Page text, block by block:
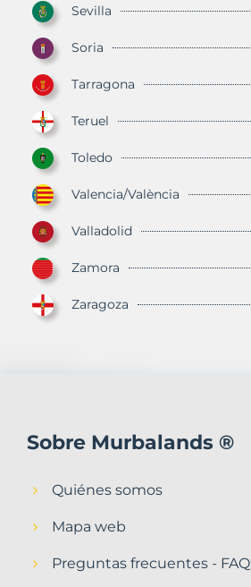
Sevilla
Soria
Tarragona
Teruel
Toledo
Valencia/València
Valladolid
Zamora
Zaragoza
Sobre Murbalands ®
Quiénes somos
Mapa web
Preguntas frecuentes - FAQ